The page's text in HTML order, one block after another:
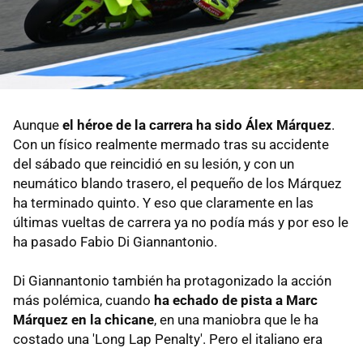
Aunque el héroe de la carrera ha sido Álex Márquez.
Con un físico realmente mermado tras su accidente
del sábado que reincidió en su lesión, y con un
neumático blando trasero, el pequeño de los Márquez
ha terminado quinto. Y eso que claramente en las
últimas vueltas de carrera ya no podía más y por eso le
ha pasado Fabio Di Giannantonio.
Di Giannantonio también ha protagonizado la acción
más polémica, cuando ha echado de pista a Marc
Márquez en la chicane, en una maniobra que le ha
costado una 'Long Lap Penalty'. Pero el italiano era